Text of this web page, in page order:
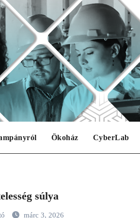
Ökoház CyberLab
súlya
márc 3, 2026